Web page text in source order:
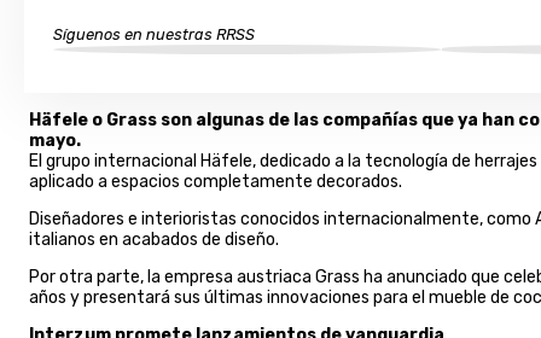
Síguenos en nuestras RRSS
Häfele o Grass son algunas de las compañías que ya
mayo.
El grupo internacional Häfele, dedicado a la tecnología de
aplicado a espacios completamente decorados.
Diseñadores e interioristas conocidos internacionalmente, como
italianos en acabados de diseño.
Por otra parte, la empresa austriaca Grass ha anunciado que
años y presentará sus últimas innovaciones para el mueble de